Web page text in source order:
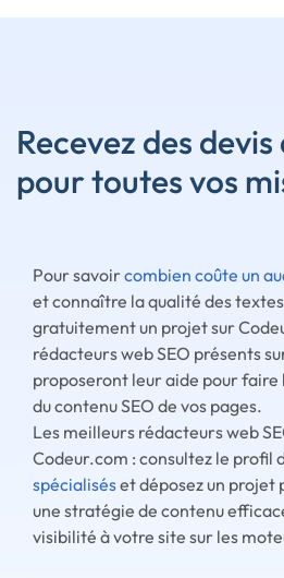
Recevez des
pour toutes vos
Pour savoircombien coûte un
et connaître la qualité des
gratuitement un projet sur
rédacteurs web SEO présents
proposeront leur aide pour faire
du contenu SEO de vos pages.
Les meilleurs rédacteurs web
Codeur.com : consultez le profil
spécialiséset déposez un projet
une stratégie de contenu
visibilité à votre site sur les